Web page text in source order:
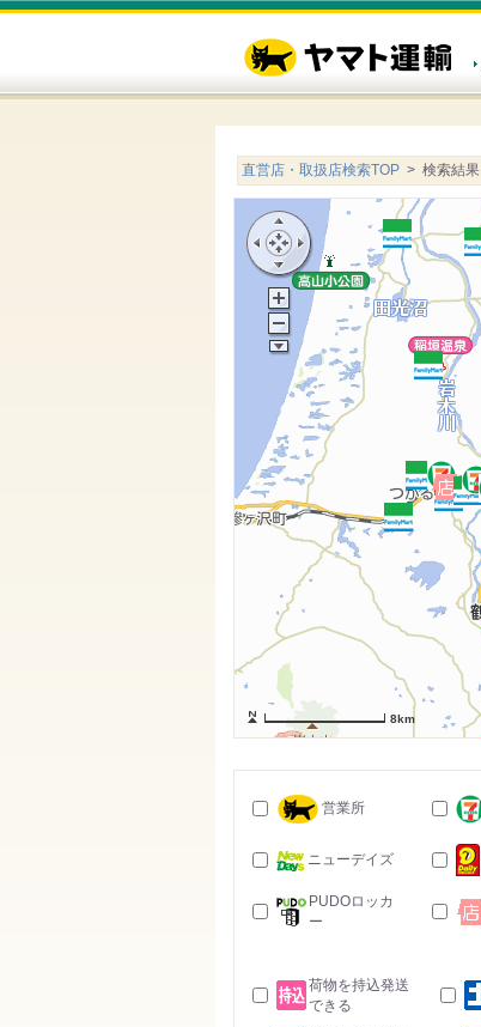
直営店・取扱店検索TOP > 検索結果
8km
営業所
ニューデイズ
PUDOロッカ
ー
荷物を持込発送
できる